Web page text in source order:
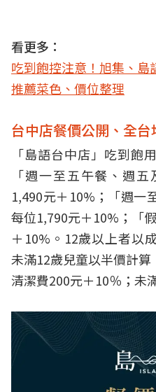
看更多：
吃到飽控注意！旭集、島
推薦菜色、價位整理
台中店餐價公開、全台
「島語台中店」吃到飽
「週一至五午餐、週
1,490元＋10%；「週一
每位1,790元＋10%；「
＋10%。12歲以上者以
未滿12歲兒童以半價計
清潔費200元＋10％；未